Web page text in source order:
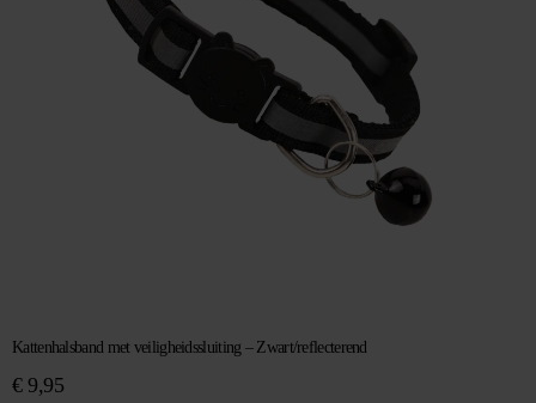
Kattenhalsband met veiligheidssluiting – Zwart/reflecterend
€9,95